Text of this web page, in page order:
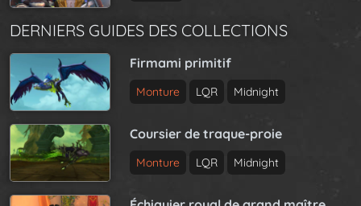
DERNIERS GUIDES DES COLLECTIONS
Firmami primitif
Monture LQR Midnight
Coursier de traque-proie
Monture LQR Midnight